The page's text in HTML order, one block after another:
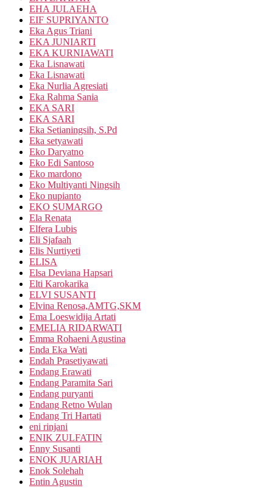
EHA JULAEHA
EIF SUPRIYANTO
Eka Agus Triani
EKA JUNIARTI
EKA KURNIAWATI
Eka Lisnawati
Eka Lisnawati
Eka Nurlia Agresiati
Eka Rahma Sania
EKA SARI
EKA SARI
Eka Setianingsih, S.Pd
Eka setyawati
Eko Daryatno
Eko Edi Santoso
Eko mardono
Eko Multiyanti Ningsih
Eko nupianto
EKO SUMARGO
Ela Renata
Elfera Lubis
Eli Sjafaah
Elis Nurtiyeti
ELISA
Elsa Deviana Hapsari
Elti Karokarika
ELVI SUSANTI
Elvina Renosa,AMTG,SKM
Ema Loeswidija Artati
EMELIA RIDARWATI
Emma Rohaeni Agustina
Enda Eka Wati
Endah Prasetiyawati
Endang Erawati
Endang Paramita Sari
Endang puryanti
Endang Retno Wulan
Endang Tri Hartati
eni rinjani
ENIK ZULFATIN
Enny Susanti
ENOK JUARIAH
Enok Solehah
Entin Agustin